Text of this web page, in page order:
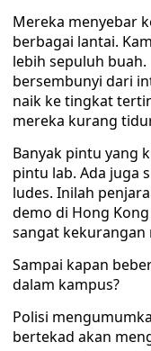
Mereka menyebar
berbagai lantai.
lebih sepuluh
bersembunyi dari
naik ke tingkat
mereka kurang
Banyak pintu yang
pintu lab. Ada juga
ludes. Inilah
demo di Hong
sangat kekurangan
Sampai kapan
dalam kampus?
Polisi
bertekad akan